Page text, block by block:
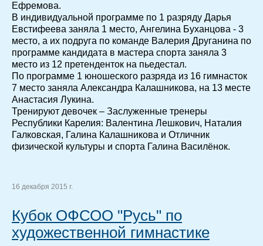
Ефремова.
В индивидуальной программе по 1 разряду Дарья
Евстифеева заняла 1 место, Ангелина Буханцова - 3
место, а их подруга по команде Валерия Друганина по
программе кандидата в мастера спорта заняла 3
место из 12 претенденток на пьедестал.
По программе 1 юношеского разряда из 16 гимнасток
7 место заняла Александра Калашникова, на 13 месте
Анастасия Лукина.
Тренируют девочек – Заслуженные тренеры
Республики Карелия: Валентина Лешкович, Наталия
Галковская, Галина Калашникова и Отличник
физической культуры и спорта Галина Василёнок.
16 декабря 2015 г.
Кубок ОФСОО "Русь" по
художественной гимнастике